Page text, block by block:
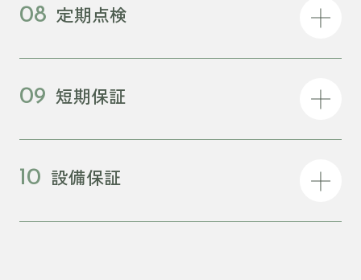
08 定期点検
09 短期保証
10 設備保証